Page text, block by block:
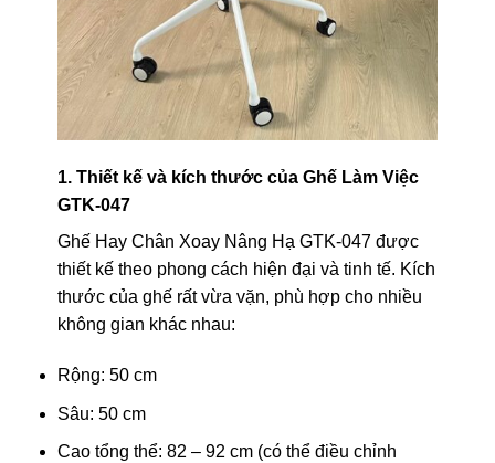
1. Thiết kế và kích thước của Ghế Làm Việc
GTK-047
Ghế Hay Chân Xoay Nâng Hạ GTK-047 được
thiết kế theo phong cách hiện đại và tinh tế. Kích
thước của ghế rất vừa vặn, phù hợp cho nhiều
không gian khác nhau:
Rộng: 50 cm
Sâu: 50 cm
Cao tổng thể: 82 – 92 cm (có thể điều chỉnh